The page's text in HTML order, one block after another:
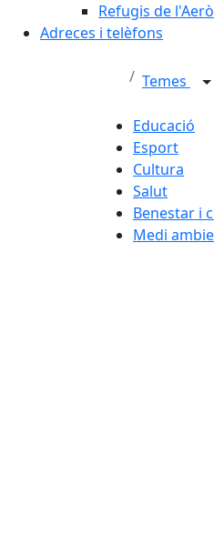
Refugis de
Adreces i telèfons
Temes
Educació
Esport
Cultura
Salut
Benestar i
Medi